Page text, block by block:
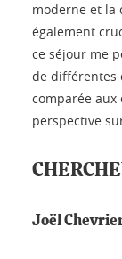
moderne et la
également
ce séjour me
de différentes
comparée aux
perspective
Joël